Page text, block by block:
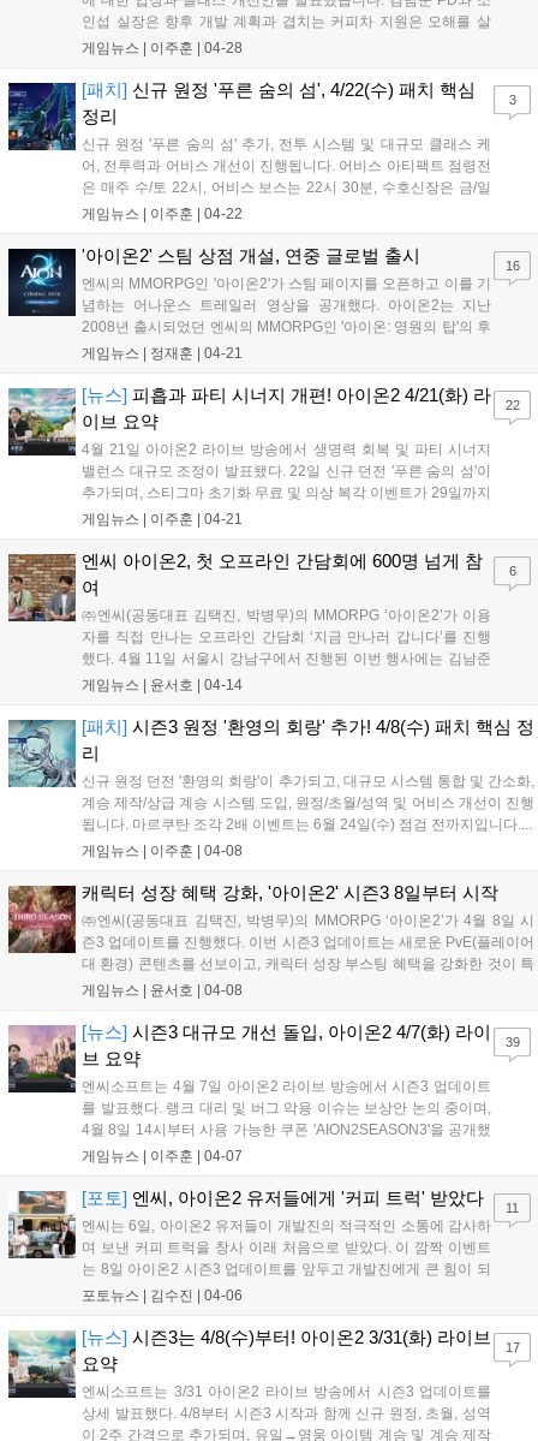
인섭 실장은 향후 개발 계획과 겹치는 커피차 지원은 오해를 살
수 있어 피치 못한 선택을 할 수 있다고 밝혔습니다. 이번 업데이
에는 신규 초월 아이템 추가와 편의성 개선이 예정되어 있습니다.
5월 5일 어린이날에는 방송이 없으며 5월 6일은 서버 점검만 진
행됩니다. 5월 20일까지 이벤트 패스가 운영되고 5월 12일까지
염색 할인 이벤트가 이어집니다....
게임뉴스 | 이주훈 04-28
[패치] 신규 원정 '푸른 숨의 섬', 4/22(수) 패치 핵심
정리
신규 원정 '푸른 숨의 섬' 추가, 전투 시스템 및 대규모 클래스 케
어, 전투력과 어비스 개선이 진행됩니다. 어비스 아티팩트 점령전
은 매주 수/토 22시, 어비스 보스는 22시 30분, 수호신장은 금/일
22시로 변경되며, 4/29(수) 정기점검 전까지 스티그마 초기화 비
게임뉴스 | 이주훈 04-22
3
'아이온2' 스팀 상점 개설, 연중 글로벌 출시
엔씨의 MMORPG인 '아이온2'가 스팀 페이지를 오픈하고 이를 기
념하는 어나운스 트레일러 영상을 공개했다. 아이온2는 지난
2008년 출시되었던 엔씨의 MMORPG인 '아이온: 영원의 탑'의 후
속작으로 지난해 11월 19일, 한국 및 대만 지역에 한정해 출시되
아이온2는 부족한 완성도를 지적...
게임뉴스 | 정재훈 04-21
16
[뉴스] 피흡과 파티 시너지 개편! 아이온2 4/21(화) 라
이브 요약
4월 21일 아이온2 라이브 방송에서 생명력 회복 및 파티 시너지
밸런스 대규모 조정이 발표됐다. 22일 신규 던전 '푸른 숨의 섬'이
추가되며, 스티그마 초기화 무료 및 의상 복각 이벤트가 29일까지
진행된다. 다양한 UI/콘텐츠 개선도 예고됐다....
게임뉴스 | 이주훈 04-21
22
엔씨 아이온2, 첫 오프라인 간담회에 600명 넘게 참
여
㈜엔씨(공동대표 김택진, 박병무)의 MMORPG ‘아이온2’가 이용
자를 직접 만나는 오프라인 간담회 ‘지금 만나러 갑니다’를 진행
했다. 4월 11일 서울시 강남구에서 진행된 이번 행사에는 김남준
개발 PD와 소인섭 사업실장이 참여해 직접 감사 인사를 전하고,
준비됐지만, 600명이 넘는 이용자...
게임뉴스 | 윤서호 04-14
6
[패치] 시즌3 원정 '환영의 회랑' 추가! 4/8(수) 패치 핵심 정
리
신규 원정 던전 '환영의 회랑'이 추가되고, 대규모 시스템 통합 및 간소화,
계승 제작/상급 계승 시스템 도입, 원정/초월/성역 및 어비스 개선이 진행
됩니다. 마르쿠탄 조각 2배 이벤트는 6월 24일(수) 점검 전까지입니다....
게임뉴스 | 이주훈 04-08
캐릭터 성장 혜택 강화, '아이온2' 시즌3 8일부터 시작
㈜엔씨(공동대표 김택진, 박병무)의 MMORPG ‘아이온2’가 4월 8일 시
즌3 업데이트를 진행했다. 이번 시즌3 업데이트는 새로운 PvE(플레이어
대 환경) 콘텐츠를 선보이고, 캐릭터 성장 부스팅 혜택을 강화한 것이 특
징이다. 아이온2 이용자는 오늘(8일)부터 원정 콘텐츠 ‘환영의 회랑’을
게임뉴스 | 윤서호 04-08
[뉴스] 시즌3 대규모 개선 돌입, 아이온2 4/7(화) 라이
브 요약
엔씨소프트는 4월 7일 아이온2 라이브 방송에서 시즌3 업데이트
를 발표했다. 랭크 대리 및 버그 악용 이슈는 보상안 논의 중이며,
4월 8일 14시부터 사용 가능한 쿠폰 'AION2SEASON3'을 공개했
다. 클래스 케어, 계승 제작 시스템, 신규 장비, 어비스 및 원정 개
라인 행사 '지금 만나러 갑니다'를 진행한다....
게임뉴스 | 이주훈 04-07
39
[포토] 엔씨, 아이온2 유저들에게 '커피 트럭' 받았다
엔씨는 6일, 아이온2 유저들이 개발진의 적극적인 소통에 감사하
며 보낸 커피 트럭을 창사 이래 처음으로 받았다. 이 깜짝 이벤트
는 8일 아이온2 시즌3 업데이트를 앞두고 개발진에게 큰 힘이 되
었으며, 엔씨는 앞으로도 유저들에게 즐거움을 주기 위해 노력하
포토뉴스 | 김수진 04-06
11
[뉴스] 시즌3는 4/8(수)부터! 아이온2 3/31(화) 라이브
요약
엔씨소프트는 3/31 아이온2 라이브 방송에서 시즌3 업데이트를
상세 발표했다. 4/8부터 시즌3 시작과 함께 신규 원정, 초월, 성역
이 2주 간격으로 추가되며, 유일→영웅 아이템 계승 및 계승 제작
17